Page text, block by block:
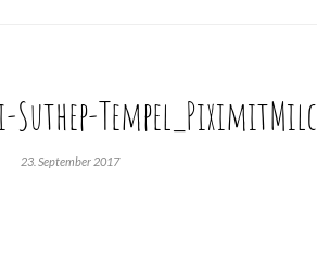
23. September 2017